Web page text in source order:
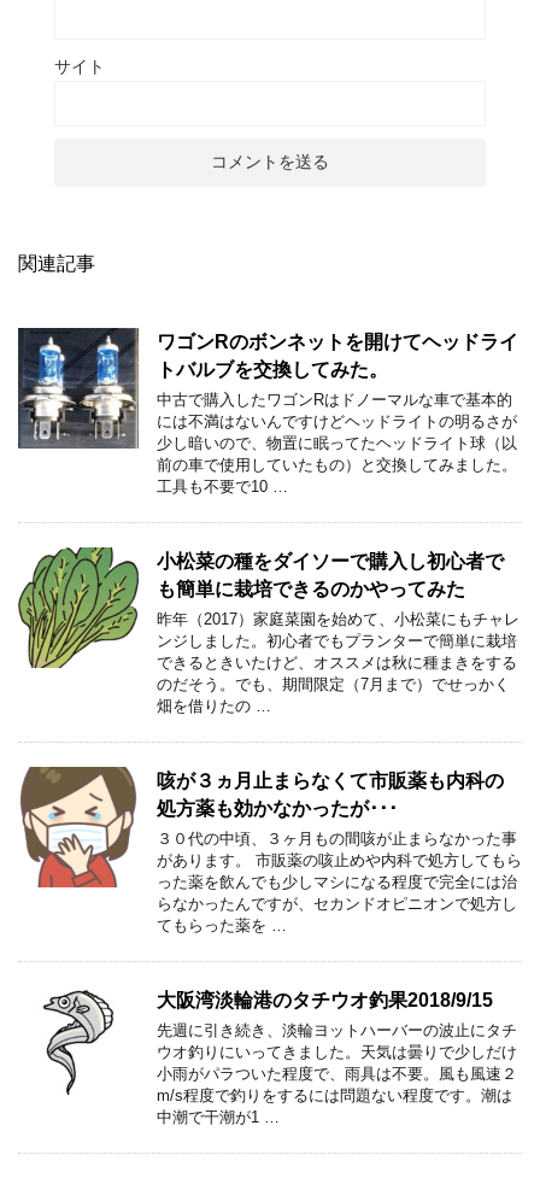
サイト
関連記事
ワゴンRのボンネットを開けてヘッドライ
トバルブを交換してみた。
中古で購入したワゴンRはドノーマルな車で基本的
には不満はないんですけどヘッドライトの明るさが
少し暗いので、物置に眠ってたヘッドライト球（以
前の車で使用していたもの）と交換してみました。
工具も不要で10 …
小松菜の種をダイソーで購入し初心者で
も簡単に栽培できるのかやってみた
昨年（2017）家庭菜園を始めて、小松菜にもチャレ
ンジしました。初心者でもプランターで簡単に栽培
できるときいたけど、オススメは秋に種まきをする
のだそう。でも、期間限定（7月まで）でせっかく
畑を借りたの …
咳が３ヵ月止まらなくて市販薬も内科の
処方薬も効かなかったが･･･
３０代の中頃、３ヶ月もの間咳が止まらなかった事
があります。 市販薬の咳止めや内科で処方してもら
った薬を飲んでも少しマシになる程度で完全には治
らなかったんですが、セカンドオピニオンで処方し
てもらった薬を …
大阪湾淡輪港のタチウオ釣果2018/9/15
先週に引き続き、淡輪ヨットハーバーの波止にタチ
ウオ釣りにいってきました。天気は曇りで少しだけ
小雨がパラついた程度で、雨具は不要。風も風速２
m/s程度で釣りをするには問題ない程度です。潮は
中潮で干潮が1 …